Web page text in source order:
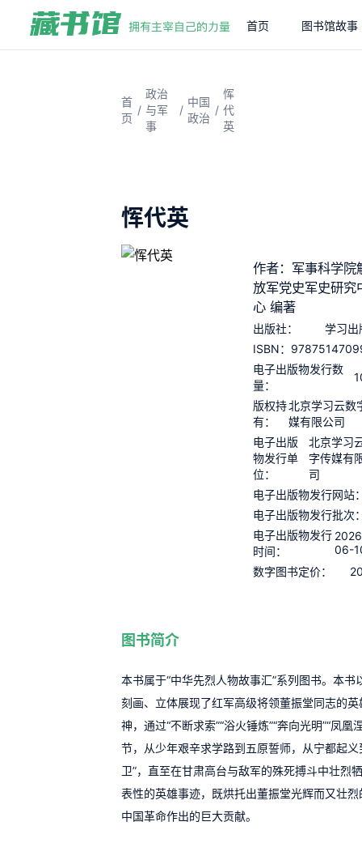
首页 图书馆故事
首
页
/
政治
与军
事
/
中国
政治
/
恽
代
英
恽代英
作者：军事科学院
放军党史军史研究
心 编著
出版社：
学习出
ISBN：
电子出版物发行数
量：
版权持
有：
北京学习云数
媒有限公司
电子出版
物发行单
位：
北京学习
字传媒有
司
电子出版物发行网站
电子出版物发行批次
电子出版物发行
时间：
06-
数字图书定价：
图书简介
本书属于“中华先烈人物故事汇”系列图书。本书
刻画、立体展现了红军高级将领董振堂同志的
神，通过“不断求索”“浴火锤炼”“奔向光明”“凤凰
节，从少年艰辛求学路到五原誓师，从宁都起义
卫”，直至在甘肃高台与敌军的殊死搏斗中壮烈
表性的英雄事迹，既烘托出董振堂光辉而又壮
中国革命作出的巨大贡献。